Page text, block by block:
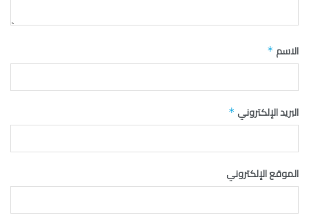
الاسم *
البريد الإلكتروني *
الموقع الإلكتروني